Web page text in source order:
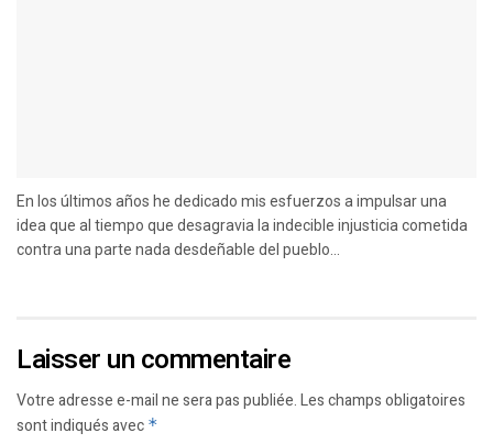
En los últimos años he dedicado mis esfuerzos a impulsar una
idea que al tiempo que desagravia la indecible injusticia cometida
contra una parte nada desdeñable del pueblo...
Laisser un commentaire
Votre adresse e-mail ne sera pas publiée.Les champs obligatoires
sont indiqués avec *